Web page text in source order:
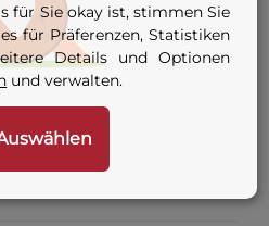
9 Varianten — siehe
Konfigurator-Tabelle
oben
G ½″ / G ¾″ / G 1″ (je nach
für Sie okay ist, stimmen Sie
für Präferenzen, Statistiken
Details und Optionen
und verwalten.